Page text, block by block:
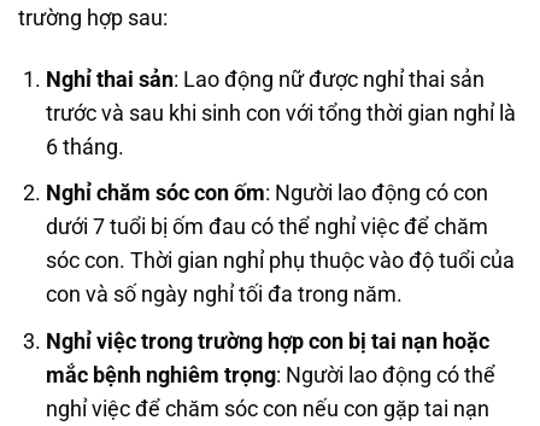
trường hợp sau:
Nghỉ thai sản: Lao động nữ được nghỉ thai sản
trước và sau khi sinh con với tổng thời gian nghỉ là
6 tháng.
Nghỉ chăm sóc con ốm: Người lao động có con
dưới 7 tuổi bị ốm đau có thể nghỉ việc để chăm
sóc con. Thời gian nghỉ phụ thuộc vào độ tuổi của
con và số ngày nghỉ tối đa trong năm.
Nghỉ việc trong trường hợp con bị tai nạn hoặc
mắc bệnh nghiêm trọng: Người lao động có thể
nghỉ việc để chăm sóc con nếu con gặp tai nạn